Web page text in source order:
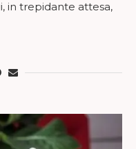
in trepidante attesa,